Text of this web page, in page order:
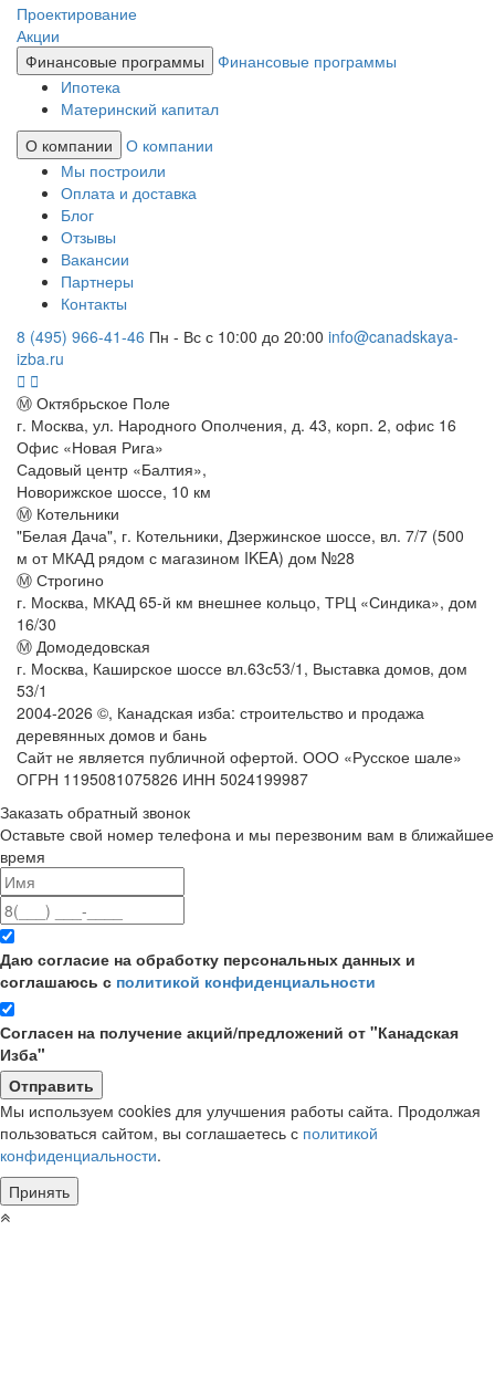
Проектирование
Акции
Финансовые программы
Финансовые программы
Ипотека
Материнский капитал
О компании
О компании
Мы построили
Оплата и доставка
Блог
Отзывы
Вакансии
Партнеры
Контакты
8 (495) 966-41-46 Пн - Вс с 10:00 до 20:00 info@canadskaya-
izba.ru
Ⓜ Октябрьское Поле
г. Москва, ул. Народного Ополчения, д. 43, корп. 2, офис 16
Офис «Новая Рига»
Садовый центр «Балтия»,
Новорижское шоссе, 10 км
Ⓜ Котельники
"Белая Дача", г. Котельники, Дзержинское шоссе, вл. 7/7 (500
м от МКАД рядом с магазином IKEA) дом №28
Ⓜ Строгино
г. Москва, МКАД 65-й км внешнее кольцо, ТРЦ «Синдика», дом
16/30
Ⓜ Домодедовская
г. Москва, Каширское шоссе вл.63с53/1, Выставка домов, дом
53/1
2004-2026 ©, Канадская изба: строительство и продажа
деревянных домов и бань
Сайт не является публичной офертой. ООО «Русское шале»
ОГРН 1195081075826 ИНН 5024199987
Заказать обратный звонок
Оставьте свой номер телефона и мы перезвоним вам в ближайшее
время
Даю согласие на обработку персональных данных и
соглашаюсь с политикой конфиденциальности
Согласен на получение акций/предложений от "Канадская
Изба"
Мы используем cookies для улучшения работы сайта. Продолжая
пользоваться сайтом, вы соглашаетесь с политикой
конфиденциальности.
Принять